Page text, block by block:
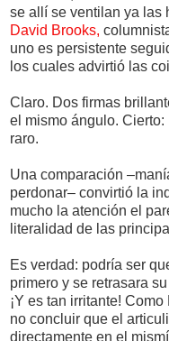
se allí se ventilan ya las
David Brooks,
uno es persistente
los cuales advirtió las
Claro. Dos firmas
el mismo ángulo.
raro.
Una comparación
perdonar– convirtió la
mucho la atención el
literalidad de las
Es verdad: podría ser
primero y se retrasara
¡Y es tan irritante!
no concluir que el
directamente en el